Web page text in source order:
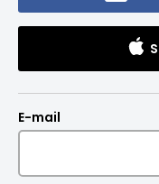
E-mail